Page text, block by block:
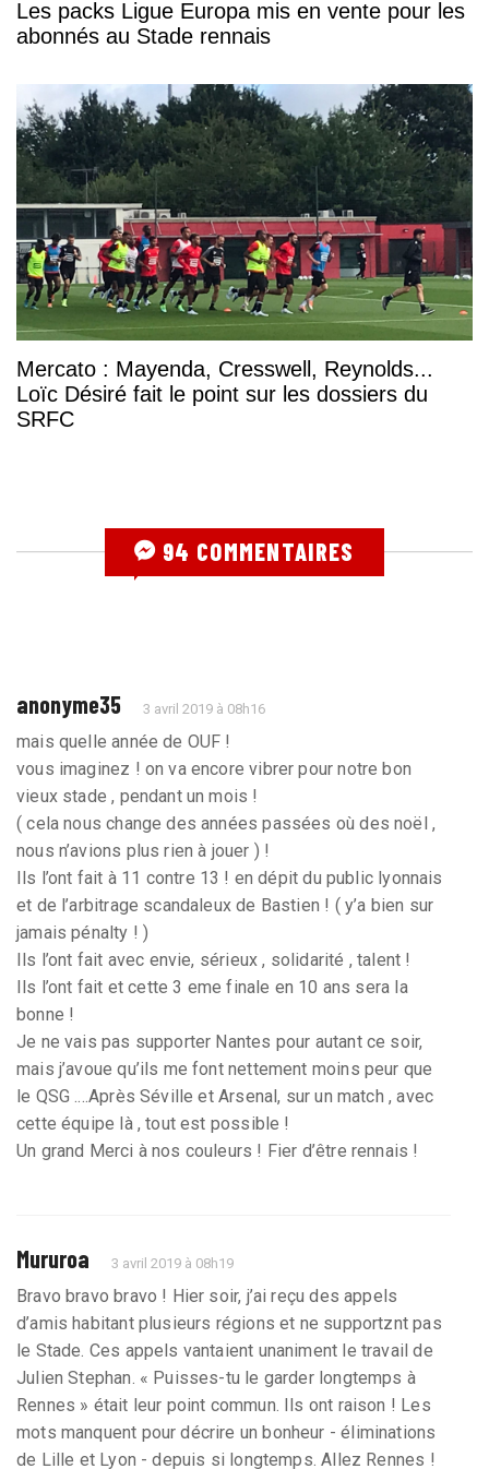
Les packs Ligue Europa mis en vente pour les
abonnés au Stade rennais
Mercato : Mayenda, Cresswell, Reynolds...
Loïc Désiré fait le point sur les dossiers du
SRFC
94 COMMENTAIRES
anonyme35 3 avril 2019 à 08h16
mais quelle année de OUF !
vous imaginez ! on va encore vibrer pour notre bon
vieux stade , pendant un mois !
( cela nous change des années passées où des noël ,
nous n’avions plus rien à jouer ) !
Ils l’ont fait à 11 contre 13 ! en dépit du public lyonnais
et de l’arbitrage scandaleux de Bastien ! ( y’a bien sur
jamais pénalty ! )
Ils l’ont fait avec envie, sérieux , solidarité , talent !
Ils l’ont fait et cette 3 eme finale en 10 ans sera la
bonne !
Je ne vais pas supporter Nantes pour autant ce soir,
mais j’avoue qu’ils me font nettement moins peur que
le QSG ....Après Séville et Arsenal, sur un match , avec
cette équipe là , tout est possible !
Un grand Merci à nos couleurs ! Fier d’être rennais !
Mururoa 3 avril 2019 à 08h19
Bravo bravo bravo ! Hier soir, j’ai reçu des appels
d’amis habitant plusieurs régions et ne supportznt pas
le Stade. Ces appels vantaient unaniment le travail de
Julien Stephan. « Puisses-tu le garder longtemps à
Rennes » était leur point commun. Ils ont raison ! Les
mots manquent pour décrire un bonheur - éliminations
de Lille et Lyon - depuis si longtemps. Allez Rennes !